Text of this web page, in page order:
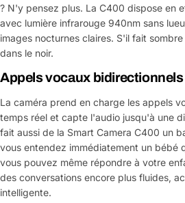
? N'y pensez plus. La C400 dispose en
avec lumière infrarouge 940nm sans
images nocturnes claires. S'il fait
dans le noir.
Appels vocaux bidirectionnels
La caméra prend en charge les appels
temps réel et capte l'audio jusqu'à une
fait aussi de la Smart Camera C400 un
vous entendez immédiatement un bébé
vous pouvez même répondre à votre
des conversations encore plus fluides,
intelligente.